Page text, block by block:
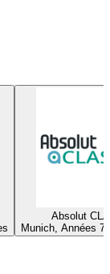
Absolut
Munich, Années